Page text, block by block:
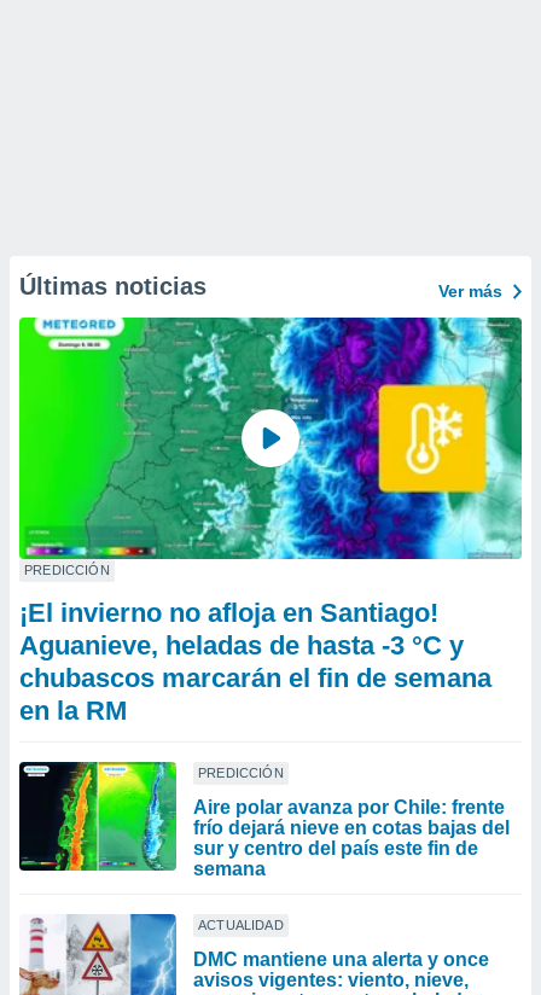
Últimas noticias Ver más
PREDICCIÓN
¡El invierno no afloja en Santiago!
Aguanieve, heladas de hasta -3 °C y
chubascos marcarán el fin de semana
en la RM
PREDICCIÓN
Aire polar avanza por Chile: frente
frío dejará nieve en cotas bajas del
sur y centro del país este fin de
semana
ACTUALIDAD
DMC mantiene una alerta y once
avisos vigentes: viento, nieve,